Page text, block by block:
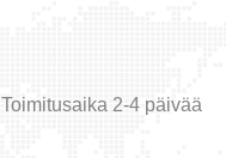
Toimitusaika 2-4 päivää